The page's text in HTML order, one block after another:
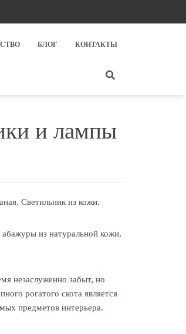
БЛОГ КОНТАКТЫ
и лампы
Светильник из кожи.
из натуральной кожи,
незаслуженно забыт, но
рогатого скота является
предметов интерьера.